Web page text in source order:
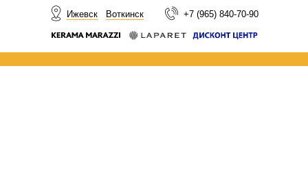
+7 (965) 840-70-90
Ижевск Воткинск